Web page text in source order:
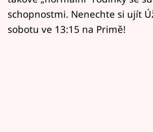
Sledujte nás
schopnostmi. Nenechte si ujít
sobotu ve 13:15 na Primě!